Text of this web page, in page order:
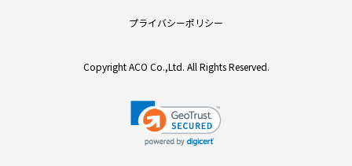
プライバシーポリシー
Copyright ACO Co.,Ltd. All Rights Reserved.